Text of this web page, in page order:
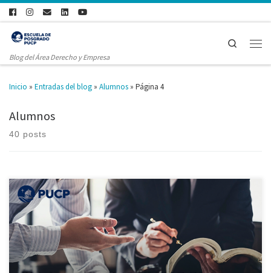
Blog del Área Derecho y Empresa
Search
Inicio » Entradas del blog » Alumnos » Página 4
Alumnos
40 posts
Investigación realizada por Ana Francesca Chirinos Ravenna, Kevin
Roman Tarco Romero, Sergio Antonio Silva Tapia, alumnos de la maestría
en Derecho de la Empresa. I. CASO El presente análisis se centrará en la
Resolución N. 1845-2010-SUNARP-TR-L del Tribunal Registral de Lima. La